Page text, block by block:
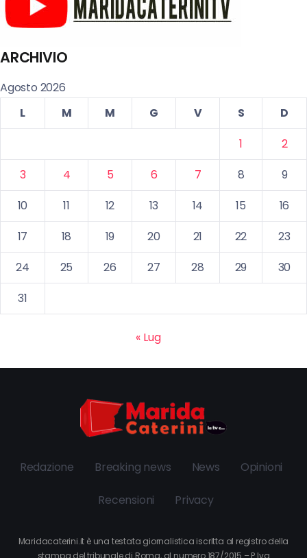
ARCHIVIO
Agosto 2026
L
M M G V S
D
1
2
3
4 5 6 7 8
9
10
11 12 13 14 15
16
17
18 19 20 21 22
23
24
25 26 27 28 29
30
31
« Lug
Redazione Breaking news News Opinioni
Recensioni Privacy
Maridacaterini.it è una testata giornalistica iscritta al registro della